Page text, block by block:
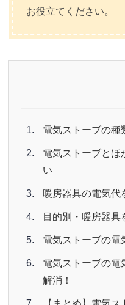
お役立てください。
電気ストーブの種
電気ストーブとほ
い
暖房器具の電気代
目的別・暖房器具
電気ストーブの電
電気ストーブの電
解消！